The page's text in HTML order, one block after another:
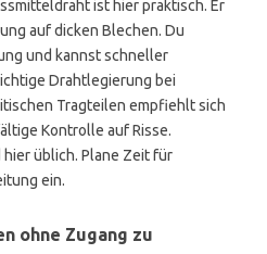
ist hier praktisch. Er
auf dicken Blechen. Du
und kannst schneller
Drahtlegierung bei
Tragteilen empfiehlt sich
Kontrolle auf Risse.
üblich. Plane Zeit für
ein.
ohne Zugang zu